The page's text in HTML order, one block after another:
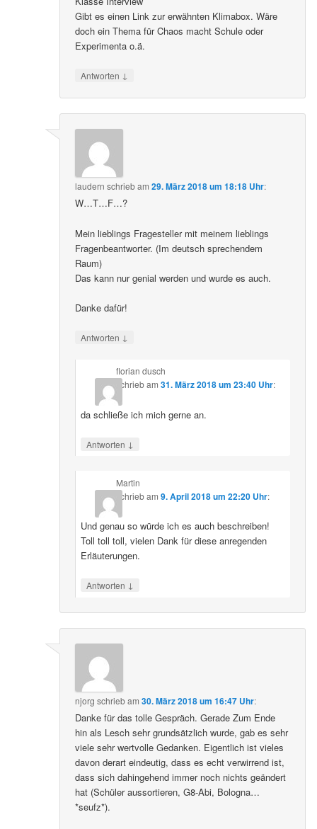
Gibt es einen Link zur erwähnten Klimabox. Wäre
doch ein Thema für Chaos macht Schule oder
Experimenta o.ä.
Antworten ↓
laudern schriebam29. März 2018 um 18:18 Uhr:
W…T…F…?
Mein lieblings Fragesteller mit meinem lieblings
Fragenbeantworter. (Im deutsch sprechendem
Raum)
Das kann nur genial werden und wurde es auch.
Danke dafür!
Antworten ↓
florian dusch
schriebam 31. März 2018 um 23:40 Uhr:
da schließe ich mich gerne an.
Antworten ↓
Martin
schriebam 9. April 2018 um 22:20 Uhr:
Und genau so würde ich es auch beschreiben!
Toll toll toll, vielen Dank für diese anregenden
Erläuterungen.
Antworten ↓
njorg schriebam30. März 2018 um 16:47 Uhr:
Danke für das tolle Gespräch. Gerade Zum Ende
hin als Lesch sehr grundsätzlich wurde, gab es sehr
viele sehr wertvolle Gedanken. Eigentlich ist vieles
davon derart eindeutig, dass es echt verwirrend ist,
dass sich dahingehend immer noch nichts geändert
hat (Schüler aussortieren, G8-Abi, Bologna…
*seufz*).